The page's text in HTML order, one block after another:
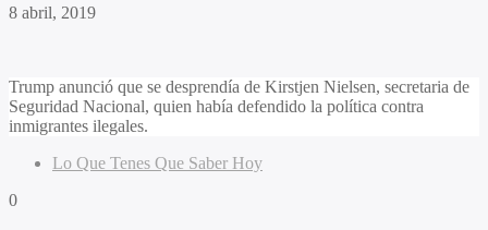
8 abril, 2019
Trump anunció que se desprendía de Kirstjen Nielsen, secretaria de
Seguridad Nacional, quien había defendido la política contra
inmigrantes ilegales.
Lo Que Tenes Que Saber Hoy
0